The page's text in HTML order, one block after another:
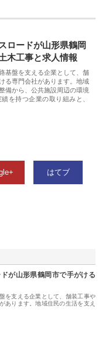
ロードが山形県鶴岡
木工事と求人情報
基盤を支える企業として、舗
る専門会社があります。地域
備から、公共施設周辺の環境
を持つ企業の取り組みと、
はてブ
が山形県鶴岡市で手がける
を支える企業として、舗装工事や
あります。地域住民の生活を支え